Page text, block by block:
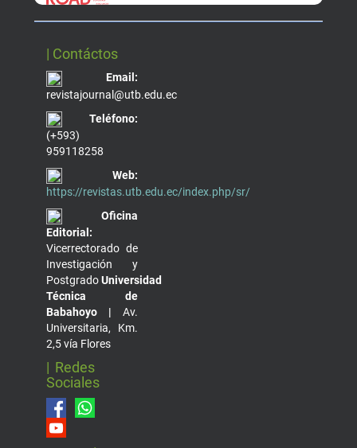
| Contáctos
Email:
revistajournal@utb.edu.ec
Teléfono:
(+593)
959118258
Web:
https://revistas.utb.edu.ec/index.php/sr/
Oficina
Editorial:
Vicerrectorado de
Investigación y
PostgradoUniversidad
Técnica de
Babahoyo | Av.
Universitaria, Km.
2,5 vía Flores
| Redes
Sociales